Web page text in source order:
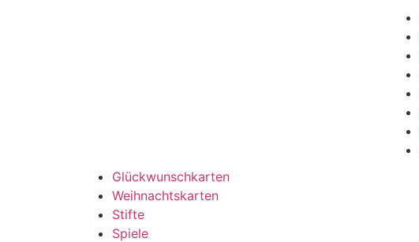
Glückwunschkarten
Weihnachtskarten
Stifte
Spiele